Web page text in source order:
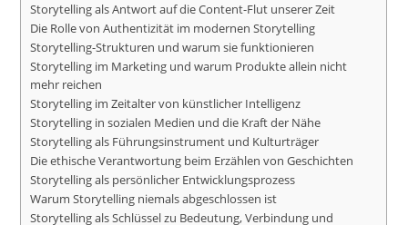
Storytelling als Antwort auf die Content-Flut unserer Zeit
Die Rolle von Authentizität im modernen Storytelling
Storytelling-Strukturen und warum sie funktionieren
Storytelling im Marketing und warum Produkte allein nicht
mehr reichen
Storytelling im Zeitalter von künstlicher Intelligenz
Storytelling in sozialen Medien und die Kraft der Nähe
Storytelling als Führungsinstrument und Kulturträger
Die ethische Verantwortung beim Erzählen von Geschichten
Storytelling als persönlicher Entwicklungsprozess
Warum Storytelling niemals abgeschlossen ist
Storytelling als Schlüssel zu Bedeutung, Verbindung und